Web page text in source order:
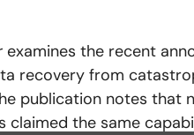
examines the recent
recovery from
publication notes that
claimed the same